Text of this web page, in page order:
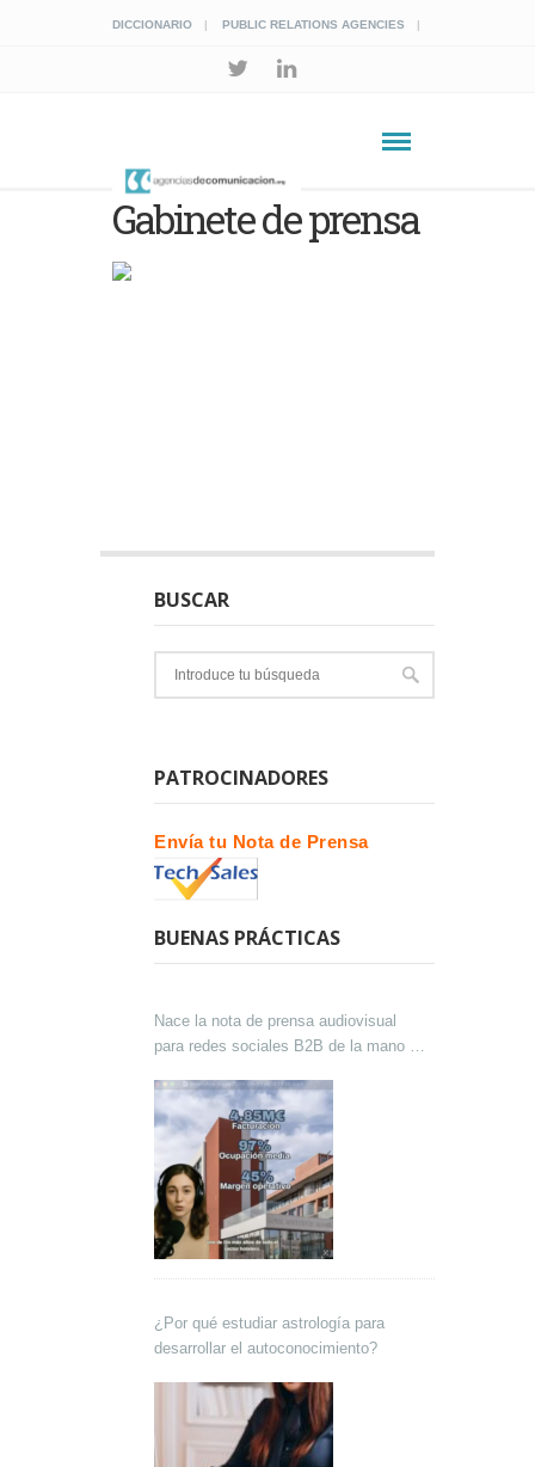
DICCIONARIO PUBLIC RELATIONS AGENCIES
Gabinete de prensa
BUSCAR
PATROCINADORES
Envía tu Nota de Prensa
BUENAS PRÁCTICAS
Nace la nota de prensa audiovisual
para redes sociales B2B de la mano de
¿Por qué estudiar astrología para
desarrollar el autoconocimiento?